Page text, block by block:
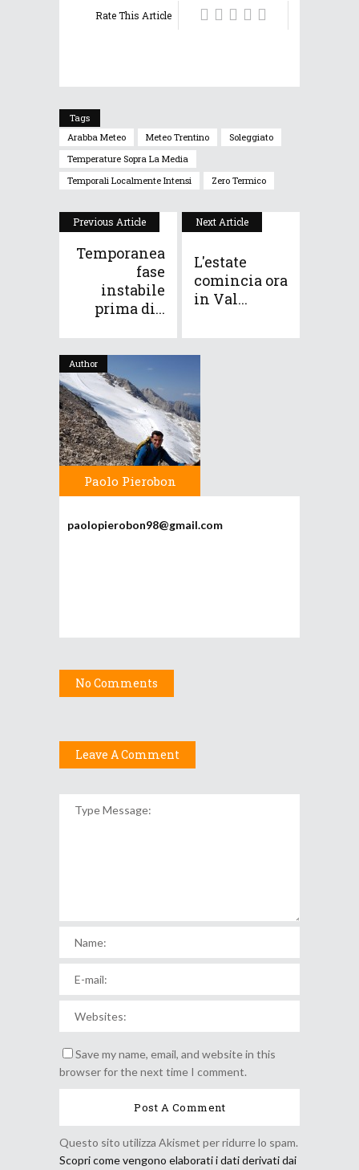
Rate This Article
Tags
Arabba Meteo
Meteo Trentino
Soleggiato
Temperature Sopra La Media
Temporali Localmente Intensi
Zero Termico
Previous Article
Temporanea
fase
instabile
prima di...
Next Article
L'estate
comincia ora
in Val...
Author
Paolo Pierobon
paolopierobon98@gmail.com
No Comments
Leave A Comment
Save my name, email, and website in this
browser for the next time I comment.
Questo sito utilizza Akismet per ridurre lo spam.
Scopri come vengono elaborati i dati derivati dai